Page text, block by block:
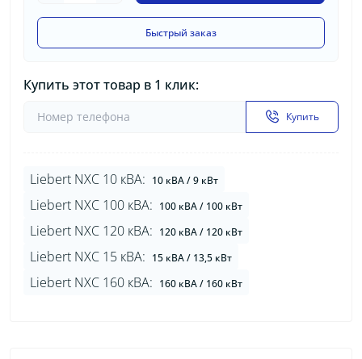
Быстрый заказ
Купить этот товар в 1 клик:
Купить
Liebert NXC 10 кВА: 10 кВА / 9 кВт
Liebert NXC 100 кВА: 100 кВА / 100 кВт
Liebert NXC 120 кВА: 120 кВА / 120 кВт
Liebert NXC 15 кВА: 15 кВА / 13,5 кВт
Liebert NXC 160 кВА: 160 кВА / 160 кВт